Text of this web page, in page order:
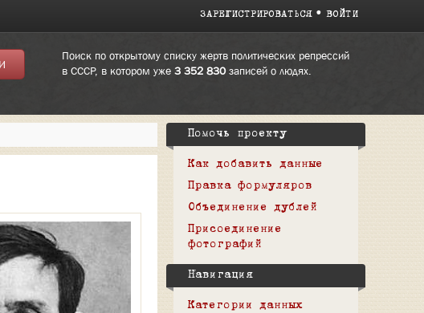
ЗАРЕГИСТРИРОВАТЬСЯ ВОЙТИ
Поиск по открытому списку жертв политических репрессий
в СССР, в котором уже 3 352 830записей о людях.
Помочь проекту
Как добавить данные
Правка формуляров
Объединение дублей
Присоединение
фотографий
Навигация
Категории данных